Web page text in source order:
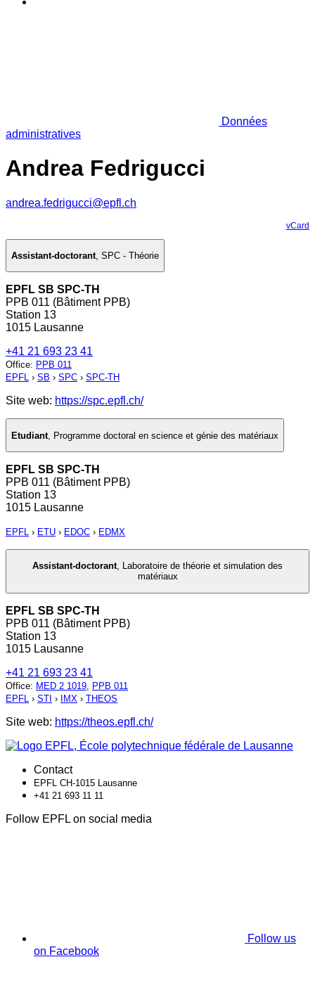
Données
administratives
Andrea Fedrigucci
andrea.fedrigucci@epfl.ch
vCard
Assistant-doctorant, SPC - Théorie
EPFL SB SPC-TH
PPB 011 (Bâtiment PPB)
Station 13
1015 Lausanne
+41 21 693 23 41
Office: PPB 011
EPFL › SB › SPC › SPC-TH
Site web: https://spc.epfl.ch/
Etudiant Programme doctoral en science et génie des matériaux
EPFL SB SPC-TH
PPB 011 (Bâtiment PPB)
Station 13
1015 Lausanne
EPFL › ETU › EDOC › EDMX
Assistant-doctorant, Laboratoire de théorie et simulation des
matériaux
EPFL SB SPC-TH
PPB 011 (Bâtiment PPB)
Station 13
1015 Lausanne
+41 21 693 23 41
Office: MED 2 1019 PPB 011
EPFL › STI › IMX › THEOS
Site web: https://theos.epfl.ch/
Contact
EPFL CH-1015 Lausanne
+41 21 693 11 11
Follow EPFL on social media
Follow us
on Facebook